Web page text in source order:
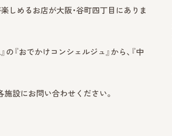
しめるお店が大阪・谷町四丁目にありま
の『おでかけコンシェルジュ』から、『中
施設にお問い合わせください。